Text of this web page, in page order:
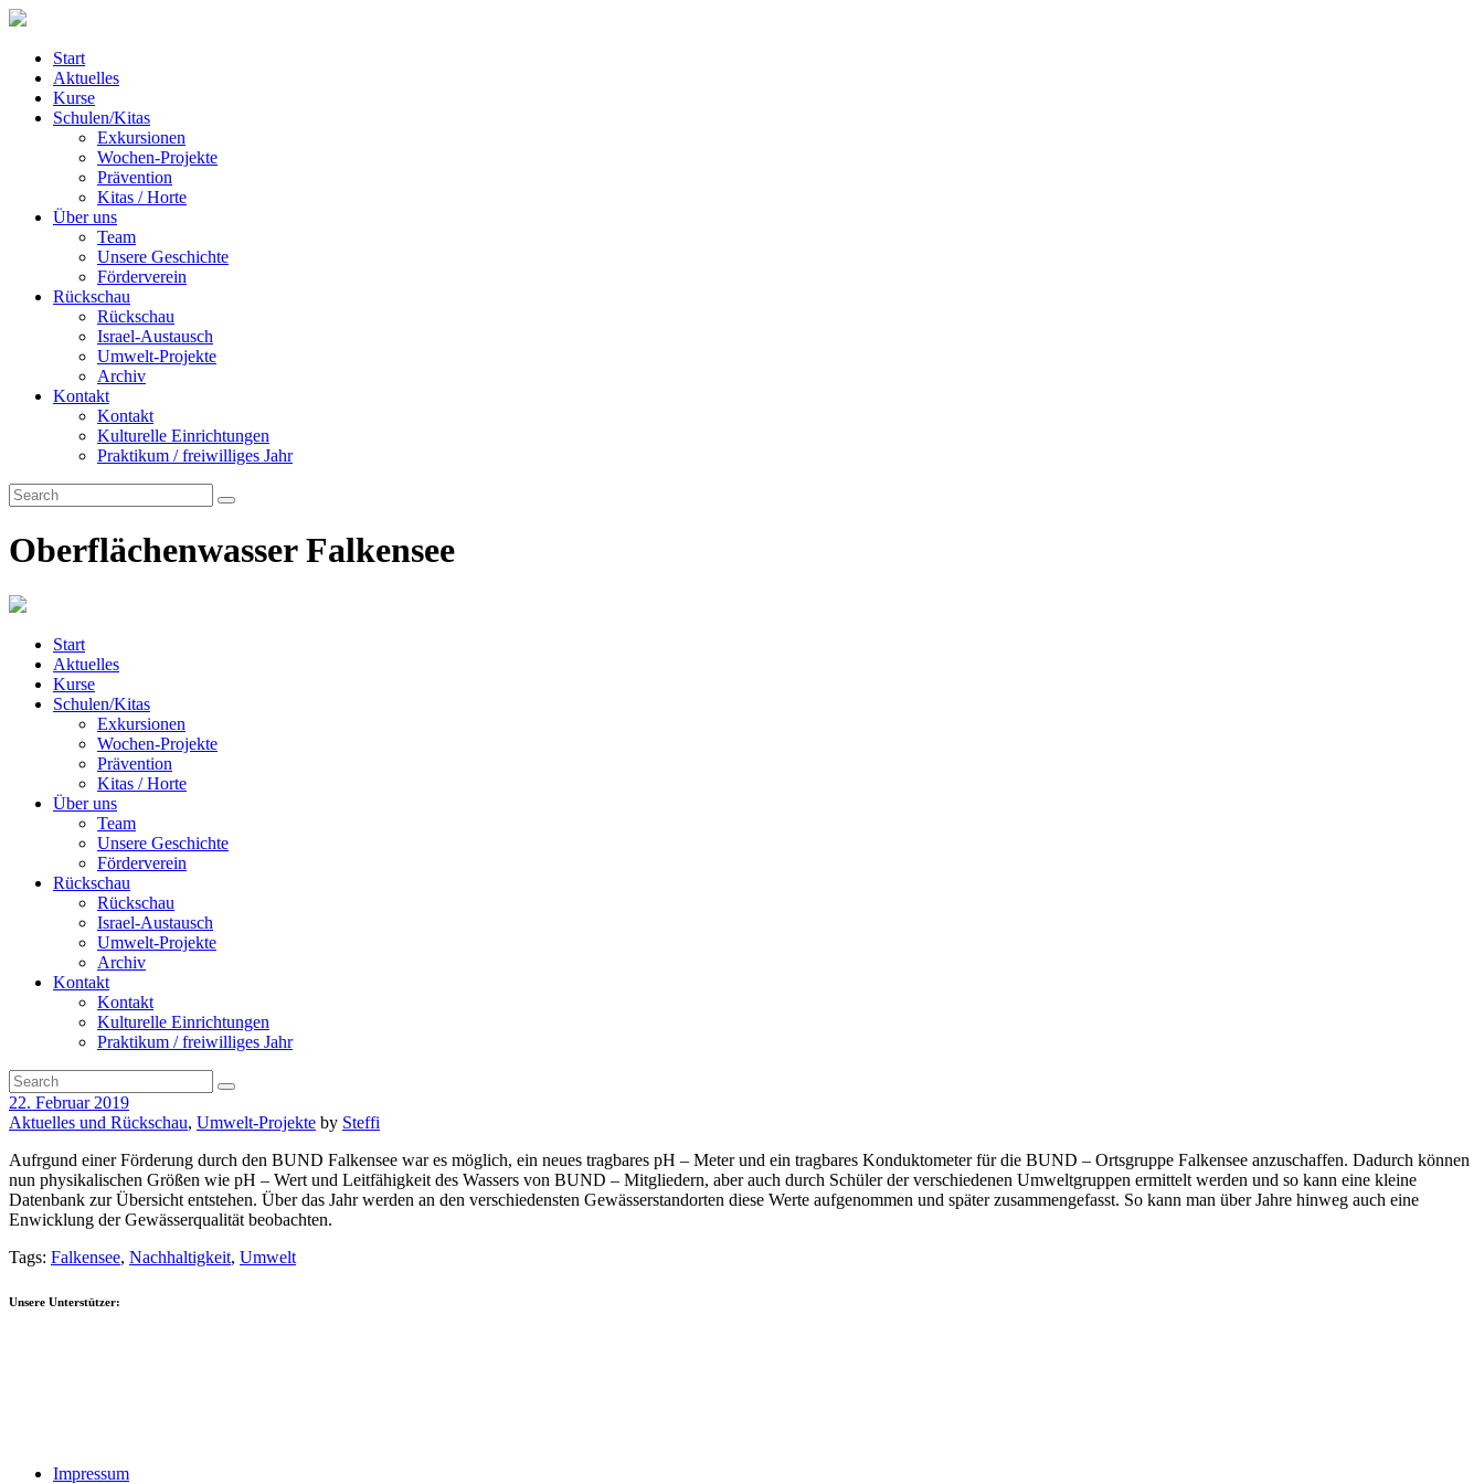
Start
Aktuelles
Kurse
Schulen/Kitas
Exkursionen
Wochen-Projekte
Prävention
Kitas / Horte
Über uns
Team
Unsere Geschichte
Förderverein
Rückschau
Rückschau
Israel-Austausch
Umwelt-Projekte
Archiv
Kontakt
Kontakt
Kulturelle Einrichtungen
Praktikum / freiwilliges Jahr
Oberflächenwasser Falkensee
Start
Aktuelles
Kurse
Schulen/Kitas
Exkursionen
Wochen-Projekte
Prävention
Kitas / Horte
Über uns
Team
Unsere Geschichte
Förderverein
Rückschau
Rückschau
Israel-Austausch
Umwelt-Projekte
Archiv
Kontakt
Kontakt
Kulturelle Einrichtungen
Praktikum / freiwilliges Jahr
22. Februar 2019
Aktuelles und Rückschau, Umwelt-Projekte by Steffi
Aufrgund einer Förderung durch den BUND Falkensee war es möglich, ein neues tragbares pH – Meter und ein tragbares Konduktometer für die BUND – Ortsgruppe Falkensee anzuschaffen. Dadurch können
nun physikalischen Größen wie pH – Wert und Leitfähigkeit des Wassers von BUND – Mitgliedern, aber auch durch Schüler der verschiedenen Umweltgruppen ermittelt werden und so kann eine kleine
Datenbank zur Übersicht entstehen. Über das Jahr werden an den verschiedensten Gewässerstandorten diese Werte aufgenommen und später zusammengefasst. So kann man über Jahre hinweg auch eine
Enwicklung der Gewässerqualität beobachten.
Tags: Falkensee, Nachhaltigkeit, Umwelt
Unsere Unterstützer:
Impressum